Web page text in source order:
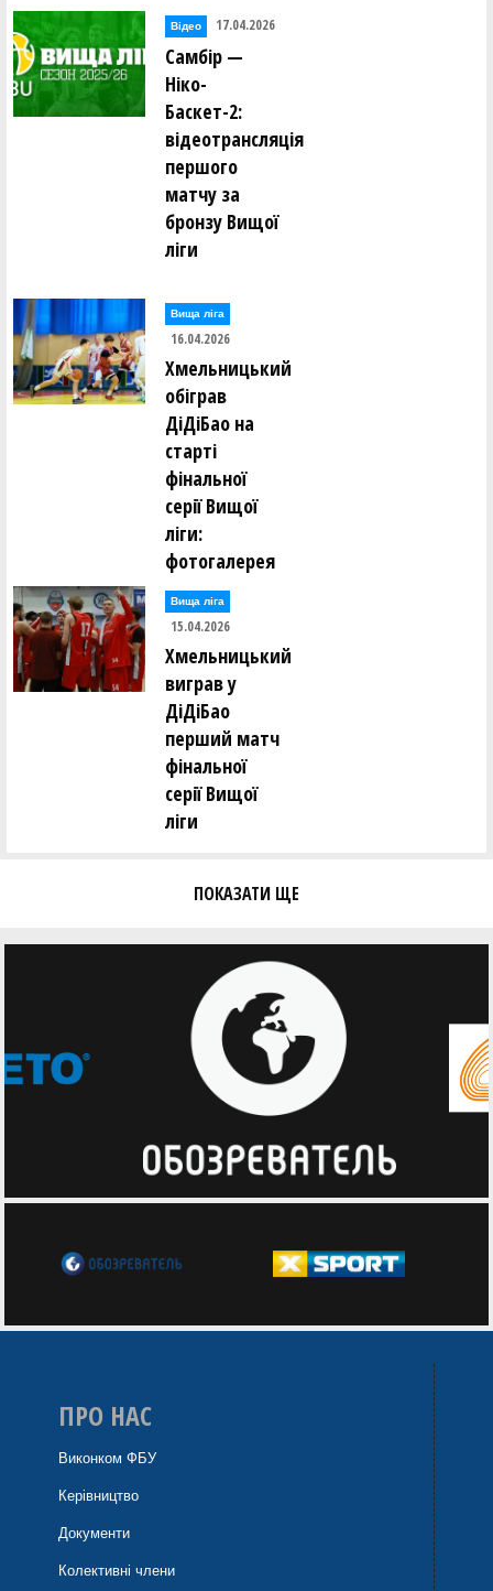
Відео 17.04.2026
Самбір —
Ніко-
Баскет-2:
відеотрансляція
першого
матчу за
бронзу Вищої
ліги
Вища лiга
16.04.2026
Хмельницький
обіграв
ДіДіБао на
старті
фінальної
серії Вищої
ліги:
фотогалерея
Вища лiга
15.04.2026
Хмельницький
виграв у
ДіДіБао
перший матч
фінальної
серії Вищої
ліги
ПОКАЗАТИ ЩЕ
ПРО НАС
Виконком ФБУ
Керівництво
Документи
Колективні члени